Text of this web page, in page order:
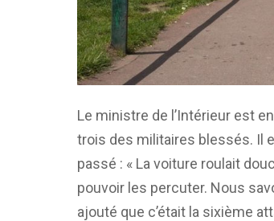
Le ministre de l’Intérieur est
trois des militaires blessés. Il
passé : « La voiture roulait
pouvoir les percuter. Nous
ajouté que c’était la sixième